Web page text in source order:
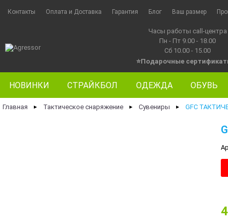
Контакты Оплата и Доставка Гарантия Блог Ваш размер
Часы работы call-центра
Пн - Пт 9.00 - 18.00
Сб 10.00 - 15.00
⭐Подарочные
НОВИНКИ СТРАЙКБОЛ ОДЕЖДА ОБУВЬ
Главная ► Тактическое снаряжение ► Сувениры ► GFC